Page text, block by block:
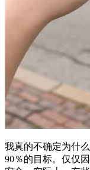
我真的不确定为什
90％的目标。仅仅